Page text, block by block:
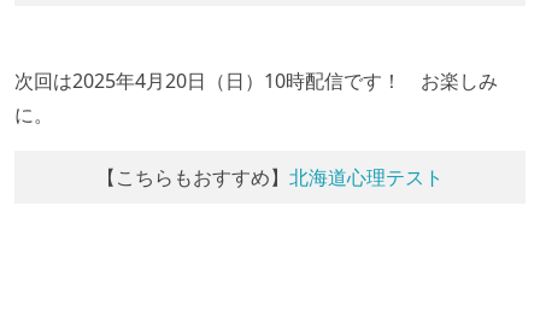
次回は2025年4月20日（日）10時配信です！ お楽しみ
に。
【こちらもおすすめ】 北海道心理テスト